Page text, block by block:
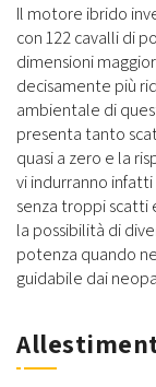
Il motore ibrido
con 122 cavalli di
dimensioni
decisamente più
ambientale di
presenta tanto
quasi a zero e la
vi indurranno
senza troppi scatti
la possibilità di
potenza quando
guidabile dai